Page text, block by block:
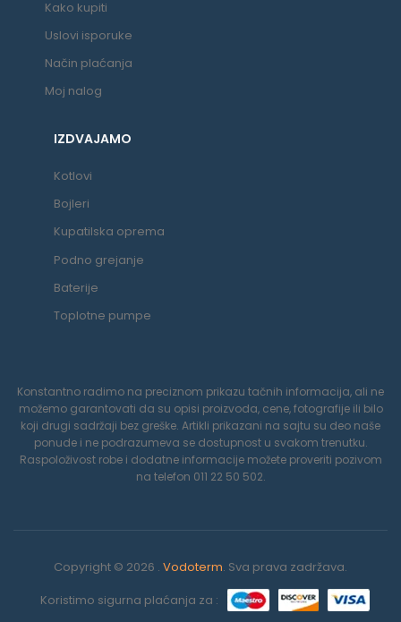
Kako kupiti
Uslovi isporuke
Način plaćanja
Moj nalog
IZDVAJAMO
Kotlovi
Bojleri
Kupatilska oprema
Podno grejanje
Baterije
Toplotne pumpe
Konstantno radimo na preciznom prikazu tačnih informacija, ali ne
možemo garantovati da su opisi proizvoda, cene, fotografije ili bilo
koji drugi sadržaji bez greške. Artikli prikazani na sajtu su deo naše
ponude i ne podrazumeva se dostupnost u svakom trenutku.
Raspoloživost robe i dodatne informacije možete proveriti pozivom
na telefon 011 22 50 502.
Copyright © 2026 . Vodoterm. Sva prava zadržava.
Koristimo sigurna plaćanja za :